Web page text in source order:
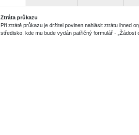
Ztráta průkazu
Při ztrátě průkazu je držitel povinen nahlásit ztrátu ihned
středisko, kde mu bude vydán patřičný formulář -